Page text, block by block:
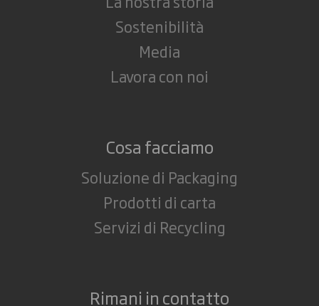
Sostenibilità
Media
Lavora con noi
Cosa facciamo
Soluzione di Packaging
Prodotti di carta
Servizi di Recycling
Rimani in contatto